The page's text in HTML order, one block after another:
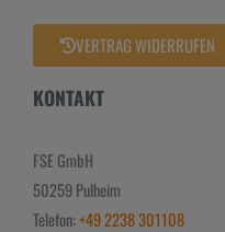
VERTRAG WIDERRUFEN
KONTAKT
FSE GmbH
50259 Pulheim
Telefon:+49 2238 301108